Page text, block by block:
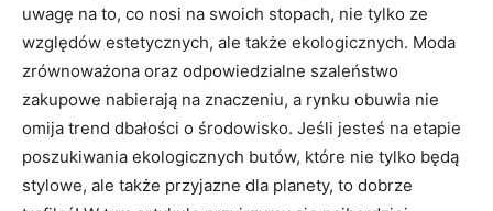
uwagę na to, co nosi na swoich stopach, nie tylko ze
względów estetycznych, ale także ekologicznych. Moda
zrównoważona oraz odpowiedzialne szaleństwo
zakupowe nabierają na znaczeniu, a rynku obuwia nie
omija trend dbałości o środowisko. Jeśli jesteś na etapie
poszukiwania ekologicznych butów, które nie tylko będą
stylowe, ale także przyjazne dla planety, to dobrze